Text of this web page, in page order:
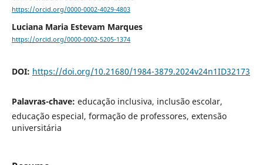
https://orcid.org/0000-0002-4029-4803
Luciana Maria Estevam Marques
https://orcid.org/0000-0002-5205-1374
DOI: https://doi.org/10.21680/1984-3879.2024v24n1ID32173
Palavras-chave: educação inclusiva, inclusão escolar,
educação especial, formação de professores, extensão
universitária